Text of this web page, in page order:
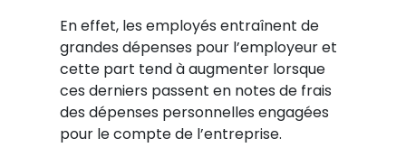
En effet, les employés entraînent de
grandes dépenses pour l’employeur et
cette part tend à augmenter lorsque
ces derniers passent en notes de frais
des dépenses personnelles engagées
pour le compte de l’entreprise.